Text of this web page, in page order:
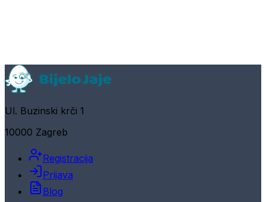
Ul. Buzinski krči 1
10000 Zagreb
Registracija
Prijava
Blog